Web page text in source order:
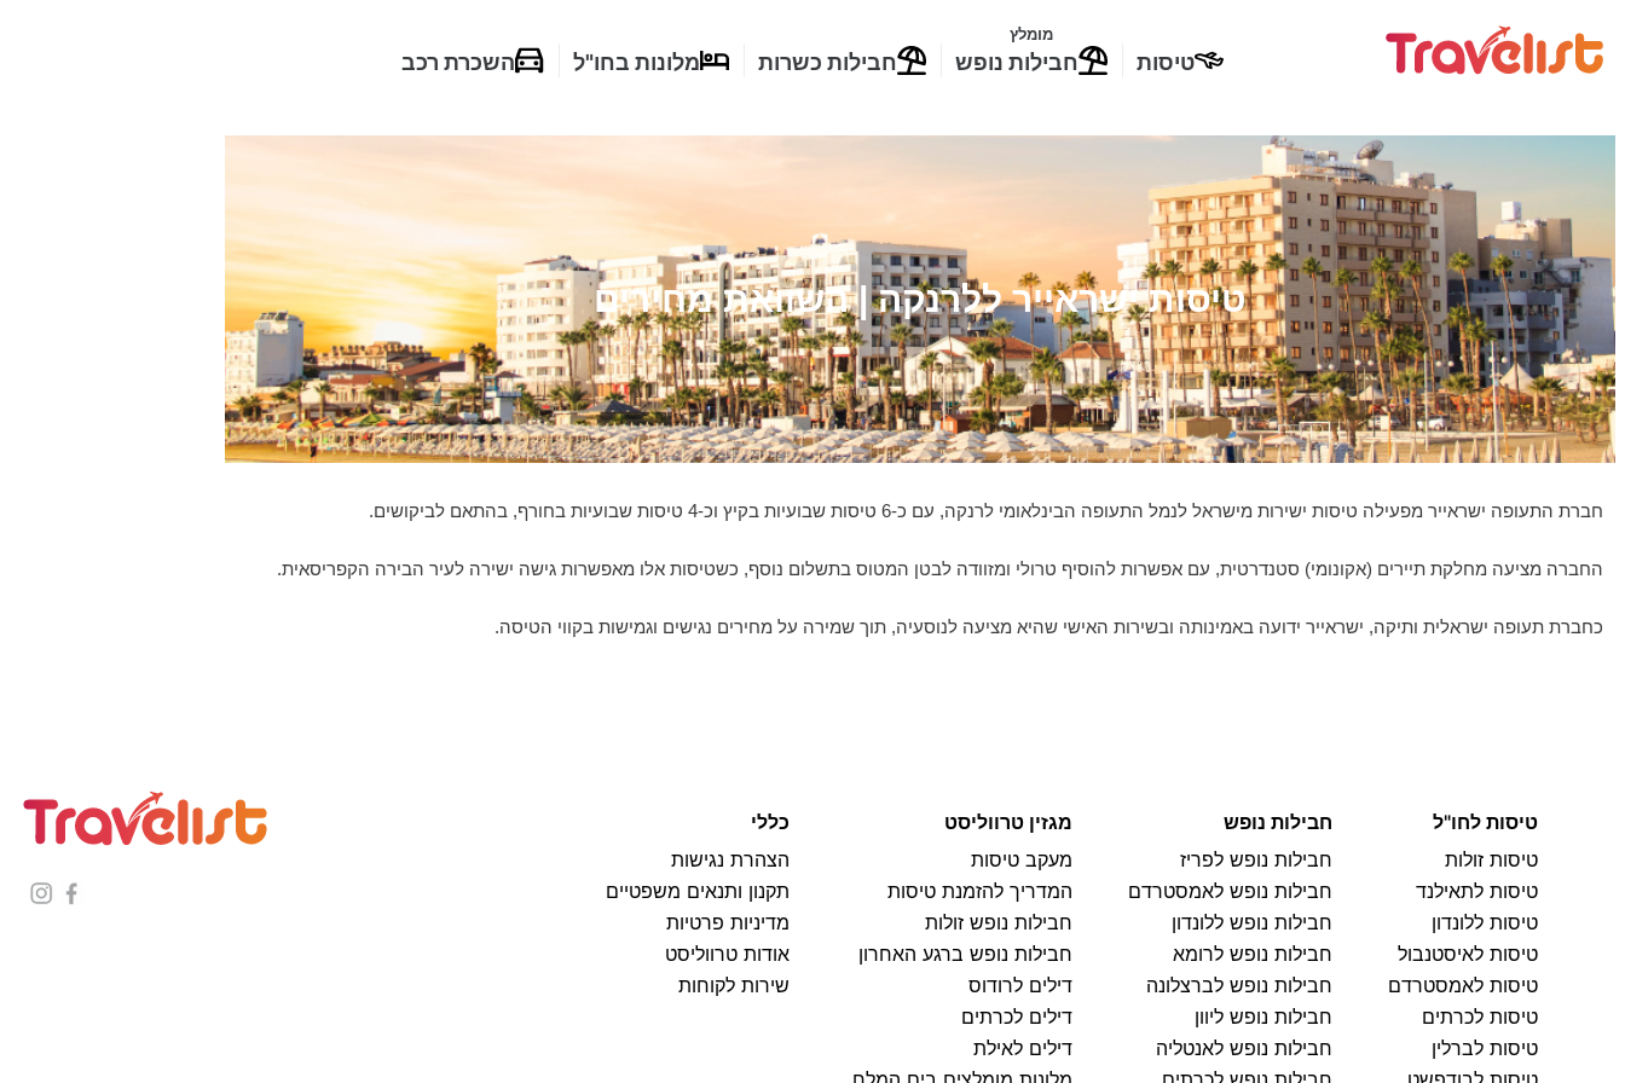
טיסות
מומלץ
חבילות נופש חבילות כשרות מלונות בחו"ל השכרת רכב
טיסות ישראייר ללרנקה | השוואת מחירים
חברת התעופה ישראייר מפעילה טיסות ישירות מישראל לנמל התעופה הבינלאומי לרנקה, עם כ-6 טיסות שבועיות בקיץ וכ-4 טיסות שבועיות בחורף, בהתאם לביקושים.
החברה מציעה מחלקת תיירים (אקונומי) סטנדרטית, עם אפשרות להוסיף טרולי ומזוודה לבטן המטוס בתשלום נוסף, כשטיסות אלו מאפשרות גישה ישירה לעיר הבירה הקפריסאית.
כחברת תעופה ישראלית ותיקה, ישראייר ידועה באמינותה ובשירות האישי שהיא מציעה לנוסעיה, תוך שמירה על מחירים נגישים וגמישות בקווי הטיסה.
טיסות לחו"ל
טיסות זולות
טיסות לתאילנד
טיסות ללונדון
טיסות לאיסטנבול
טיסות לאמסטרדם
טיסות לכרתים
טיסות לברלין
חבילות נופש
חבילות נופש לפריז
חבילות נופש לאמסטרדם
חבילות נופש ללונדון
חבילות נופש לרומא
חבילות נופש לברצלונה
חבילות נופש ליוון
חבילות נופש לאנטליה
מגזין טרווליסט
מעקב טיסות
המדריך להזמנת טיסות
חבילות נופש זולות
חבילות נופש ברגע האחרון
דילים לרודוס
דילים לכרתים
דילים לאילת
כללי
הצהרת נגישות
תקנון ותנאים משפטיים
מדיניות פרטיות
אודות טרווליסט
שירות לקוחות